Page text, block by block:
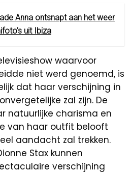
Anna ontsnapt aan het weer
uit Ibiza
waarvoor
niet werd genoemd, is
dat haar verschijning in
zal zijn. De
natuurlijke charisma en
van haar outfit belooft
aandacht zal trekken.
Stax kunnen
verschijning